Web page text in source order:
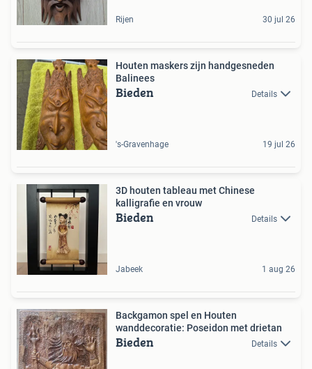
Rijen 30 jul 26
Houten maskers zijn handgesneden
Balinees
Bieden Details
's-Gravenhage 19 jul 26
3D houten tableau met Chinese
kalligrafie en vrouw
Bieden Details
Jabeek 1 aug 26
Backgamon spel en Houten
wanddecoratie: Poseidon met drietan
Bieden Details